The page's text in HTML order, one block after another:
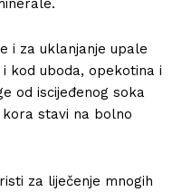
i za uklanjanje upale
kod uboda, opekotina i
od iscijeđenog soka
stavi na bolno
za liječenje mnogih